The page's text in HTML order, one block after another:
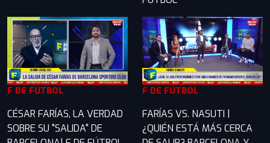
F DE FÚTBOL
CÉSAR FARÍAS, LA VERDAD
SOBRE SU "SALIDA" DE
F DE FÚTBOL
FARÍAS VS. NASUTI |
¿QUIÉN ESTÁ MÁS CERCA